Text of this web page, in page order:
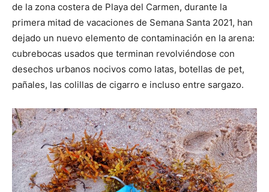
de la zona costera de Playa del Carmen, durante la
primera mitad de vacaciones de Semana Santa 2021, han
dejado un nuevo elemento de contaminación en la arena:
cubrebocas usados que terminan revolviéndose con
desechos urbanos nocivos como latas, botellas de pet,
pañales, las colillas de cigarro e incluso entre sargazo.